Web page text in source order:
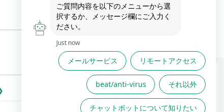
FAQは役に立ちましたか？